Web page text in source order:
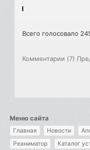
Всего голосовало
Комментарии (7)
Меню сайта
Главная Новости
Реаниматор
Каталог